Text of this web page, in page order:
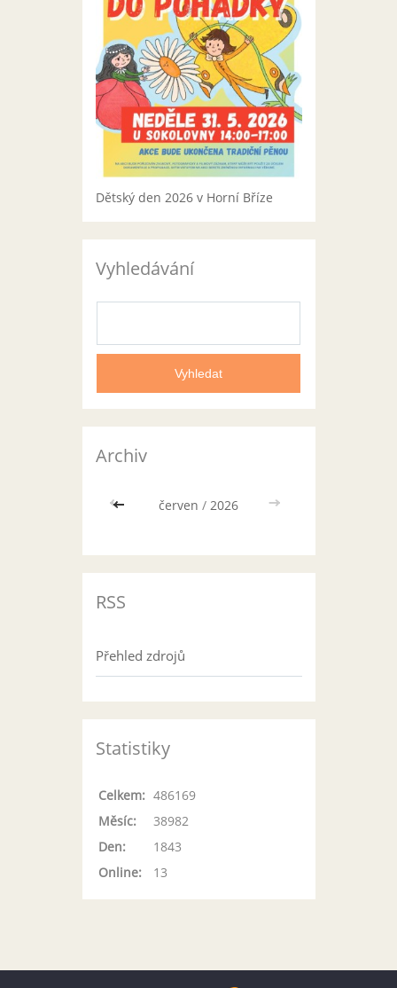
Dětský den 2026 v Horní Bříze
Vyhledávání
Archiv
<< červen / 2026 >>
RSS
Přehled zdrojů
Statistiky
Online: 13
Celkem: 486169
Měsíc:
38982
Den:
1843